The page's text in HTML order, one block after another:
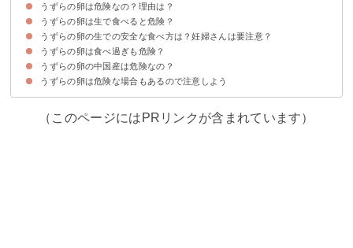
うずらの卵は危険なの？理由は？
うずらの卵は生食による食中毒の可能性や食べ過ぎによる危険がある
うずらの卵は生で食べると危険？
うずらの卵を生で食べることは可能
ただし生で食べる場合には危険もある
うずらの卵の生での安全な食べ方は？妊婦さんは要注意？
①殻にひび割れ・汚れがないものを選ぶ
②冷蔵庫で保存する
③賞味期限に限らずなるべく早く食べる
④妊婦さんなど不安な場合は加熱調理がおすすめ
うずらの卵は食べ過ぎも危険？
うずらの卵を食べ過ぎるとコレステロール過多になる可能性がある
うずらの卵は1日5個程度を目安にしよう
うずらの卵の中国産は危険なの？
うずらの卵は中国産でも日本の安全基準を満たしている
うずらの卵は危険な場合もあるので注意しよう
（このページにはPRリンクが含まれています）